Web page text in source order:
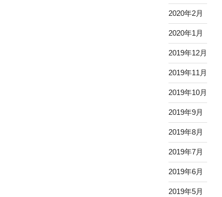
2020年2月
2020年1月
2019年12月
2019年11月
2019年10月
2019年9月
2019年8月
2019年7月
2019年6月
2019年5月